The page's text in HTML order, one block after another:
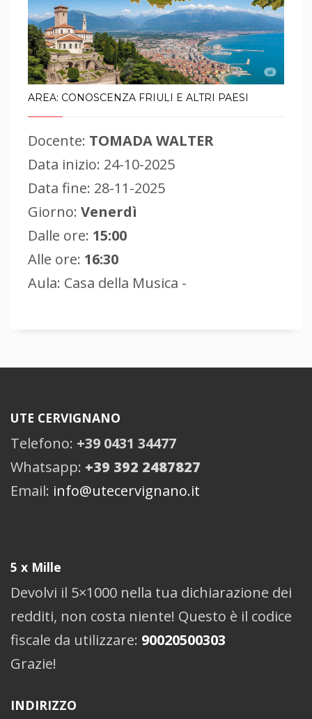
AREA: CONOSCENZA FRIULI E ALTRI PAESI
Docente: TOMADA WALTER
Data inizio: 24-10-2025
Data fine: 28-11-2025
Giorno: Venerdì
Dalle ore: 15:00
Alle ore: 16:30
Aula: Casa della Musica -
UTE CERVIGNANO
Telefono: +39 0431 34477
Whatsapp: +39 392 2487827
Email: info@utecervignano.it
5 x Mille
Devolvi il 5×1000 nella tua dichiarazione dei
redditi, non costa niente! Questo è il codice
fiscale da utilizzare: 90020500303
Grazie!
INDIRIZZO